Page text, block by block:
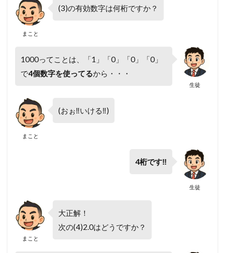
まこと
(3)の有効数字は何桁ですか？
生徒
1000ってことは、「1」「0」「0」「0」
で4個数字を使ってるから・・・
まこと
(おぉ‼いける‼)
生徒
4桁です‼
まこと
大正解！
次の(4)2.0はどうですか？